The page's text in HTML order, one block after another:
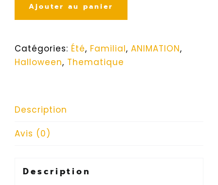
Ajouter au panier
Catégories: Été, Familial, ANIMATION,
Halloween, Thematique
Description
Avis (0)
Description